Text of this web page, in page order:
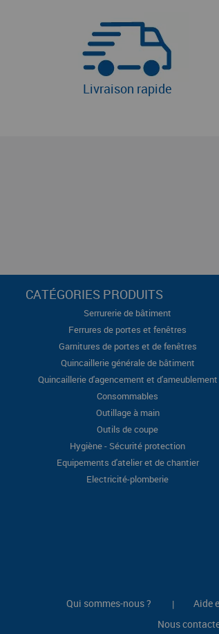
Livraison rapide
CATÉGORIES PRODUITS
Serrurerie de bâtiment
Ferrures de portes et fenêtres
Garnitures de portes et de fenêtres
Quincaillerie générale de bâtiment
Quincaillerie d'agencement et d'ameublement
Consommables
Outillage à main
Outils de coupe
Hygiène - Sécurité protection
Equipements d'atelier et de chantier
Electricité-plomberie
Qui sommes-nous ? | Aide
Nous